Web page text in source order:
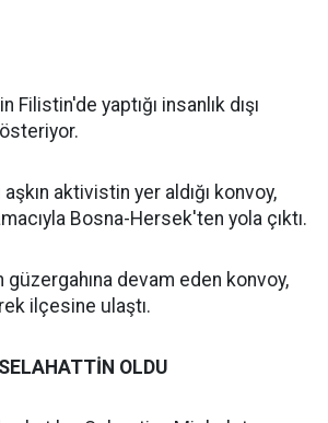
Filistin'de yaptığı insanlık dışı
aktivistin yer aldığı konvoy,
Bosna-Hersek'ten yola çıktı.
devam eden konvoy,
ilçesine ulaştı.
OLDU